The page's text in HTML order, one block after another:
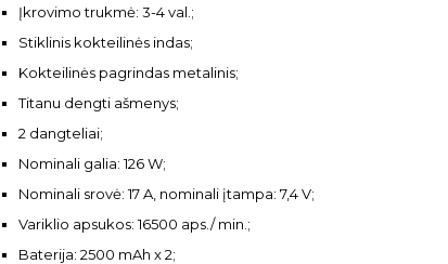
Įkrovimo trukmė: 3-4 val.;
Stiklinis kokteilinės indas;
Kokteilinės pagrindas metalinis;
Titanu dengti ašmenys;
2 dangteliai;
Nominali galia: 126 W;
Nominali srovė: 17 A, nominali įtampa: 7,4 V;
Variklio apsukos: 16500 aps./ min.;
Baterija: 2500 mAh x 2;